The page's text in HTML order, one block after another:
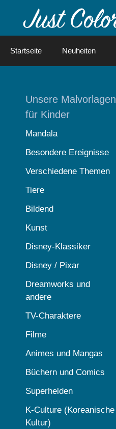
Startseite Neuheiten
Unsere Malvorlagen
für Kinder
Mandala
Besondere Ereignisse
Verschiedene Themen
Tiere
Bildend
Kunst
Disney-Klassiker
Disney / Pixar
Dreamworks und
andere
TV-Charaktere
Filme
Animes und Mangas
Büchern und Comics
Superhelden
K-Culture (Koreanische
Kultur)